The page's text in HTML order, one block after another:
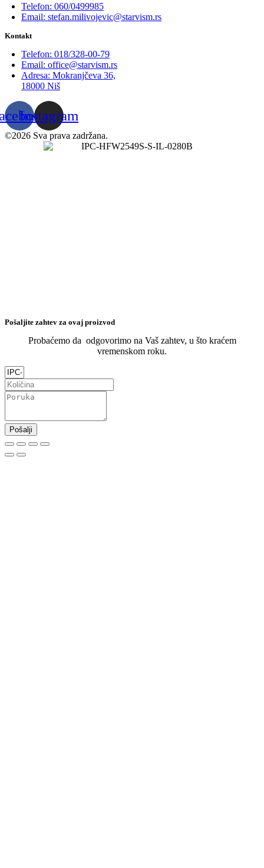
Telefon: 060/0499985
Email: stefan.milivojevic@starvism.rs
Kontakt
Telefon: 018/328-00-79
Email: office@starvism.rs
Adresa: Mokranjčeva 36,
18000 Niš
Instagram
©2026 Sva prava zadržana.
Pošaljite zahtev za ovaj proizvod
Probaćemo da odgovorimo na Vaš zahtev, u što kraćem
vremenskom roku.
Pošalji